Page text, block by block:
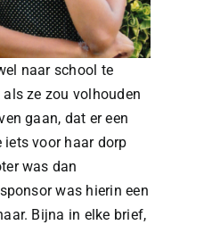
naar school te
ze zou volhouden
gaan, dat er een
voor haar dorp
was dan
was hierin een
Bijna in elke brief,